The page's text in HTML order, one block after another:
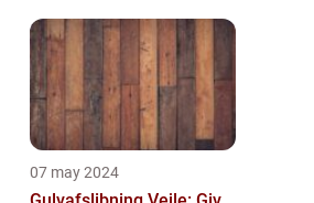
07 may 2024